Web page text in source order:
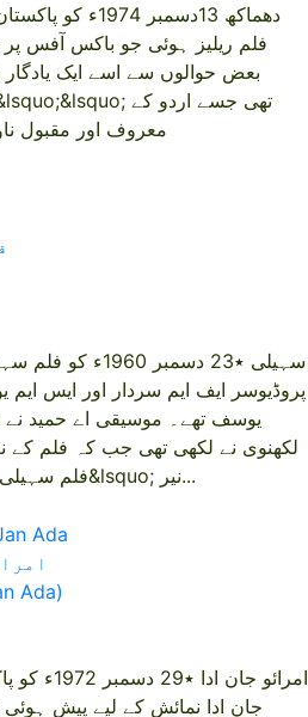
دھماکھ 13دسمبر
فلم ریلیز ہوئی جو باکس آفس
بعض حوالوں سے اسے ایک یادگار
معروف اور مقبول
سہیلی ٭23 دسمبر
پروڈیوسر ایف ایم سردار اور ایس
یوسف تھے۔ موسیقی اے حمید
لکھنوی نے لکھی تھی جب کہ فلم کے
فلم سہیلی کے مرکزی کردار شمیم آراء&lsquo; نیر...
Ada)
امرائو جان
جان ادا نمائش کے لیے پیش ہوئی